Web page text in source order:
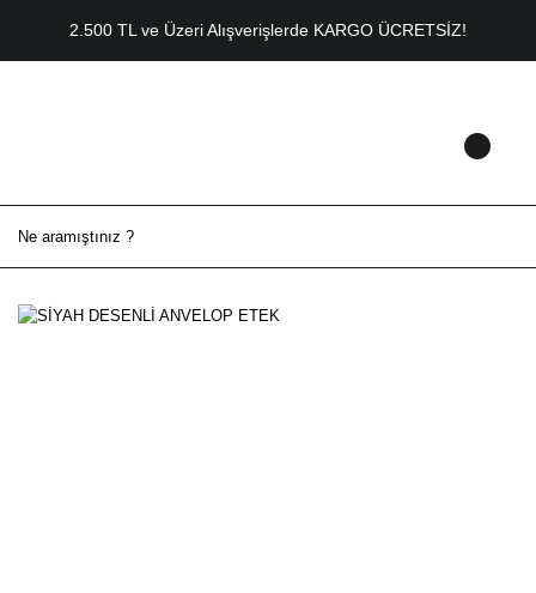
2.500 TL ve Üzeri Alışverişlerde KARGO ÜCRETSİZ!